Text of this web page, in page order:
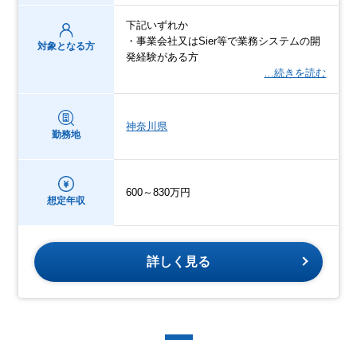
対象となる方
下記いずれか
・事業会社又はSier等で業務システムの開
発経験がある方
…続きを読む
勤務地
神奈川県
想定年収
600～830万円
詳しく見る